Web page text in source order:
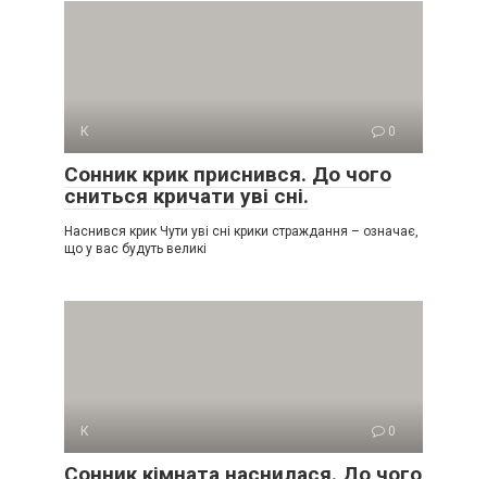
К 0
Сонник крик приснився. До чого
сниться кричати уві сні.
Наснився крик Чути уві сні крики страждання – означає,
що у вас будуть великі
К 0
Сонник кімната наснилася. До чого